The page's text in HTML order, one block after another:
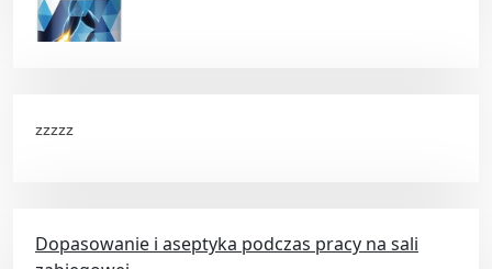
zzzzz
Dopasowanie i aseptyka podczas pracy na sali